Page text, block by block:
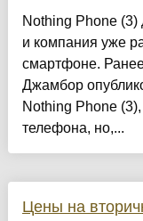
Nothing Phone
и компания уже
смартфоне.
Джамбор
Nothing Phone
телефона, но,...
Цены на